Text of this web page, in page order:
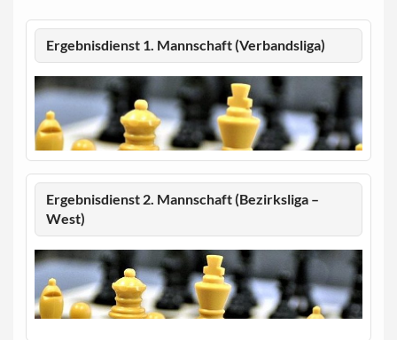
Ergebnisdienst 1. Mannschaft (Verbandsliga)
Ergebnisdienst 2. Mannschaft (Bezirksliga –
West)